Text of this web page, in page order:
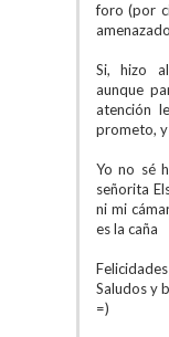
foro (por
Si, hizo
aunque
atención
prometo,
Yo no sé
señorita
ni mi
es la caña
Saludos y
=)